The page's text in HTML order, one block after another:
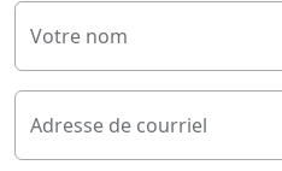
Votre nom
Adresse de courriel